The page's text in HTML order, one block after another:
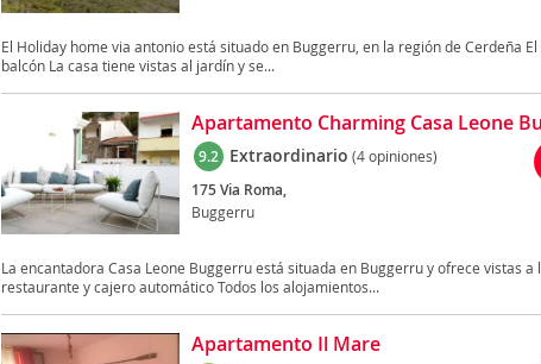
El Holiday home via antonio está situado en Buggerru, en la región de Cerdeña
balcón La casa tiene vistas al jardín y se...
Apartamento Charming Casa Leone
9.2 Extraordinario (4 opiniones)
175 Via Roma,
Buggerru
La encantadora Casa Leone Buggerru está situada en Buggerru y ofrece vistas a
restaurante y cajero automático Todos los alojamientos...
Apartamento Il Mare